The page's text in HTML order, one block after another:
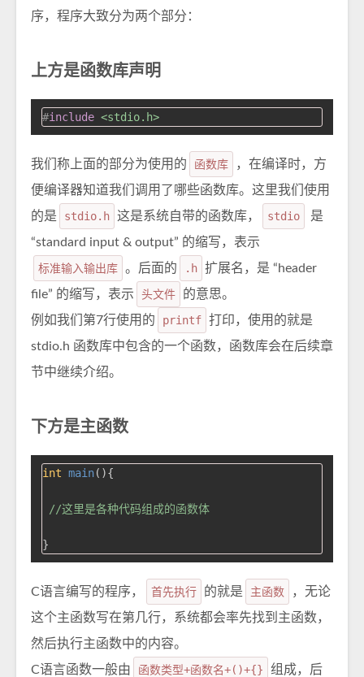
序，程序大致分为两个部分：
上方是函数库声明
#include <stdio.h>
我们称上面的部分为使用的 函数库
，在编译时，方
便编译器知道我们调用了哪些函数库。这里我们使用
的是
stdio.h 这是系统自带的函数库， stdio
是
“standard input & output” 的缩写，表示
标准输入输出库 。后面的 .h 扩展名，是 “header
file” 的缩写，表示
头文件
的意思。
例如我们第7行使用的
printf 打印，使用的就是
stdio.h 函数库中包含的一个函数，函数库会在后续章
节中继续介绍。
下方是主函数
int main(){
//这里是各种代码组成的函数体
C语言编写的程序， 首先执行 的就是 主函数
，无论
这个主函数写在第几行，系统都会率先找到主函数，
然后执行主函数中的内容。
C语言函数一般由
函数类型+函数名+()+{}
组成，后